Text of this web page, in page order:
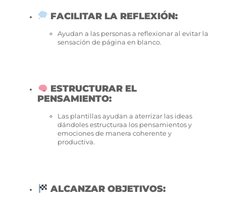
FACILITAR LA REFLEXIÓN:
Ayudan a las personas a reflexionar al evitar la
sensación de página en blanco.
ESTRUCTURAR EL
PENSAMIENTO:
Las plantillas ayudan a aterrizar las ideas
dándoles estructuraa los pensamientos y
emociones de manera coherente y
productiva.
ALCANZAR OBJETIVOS: